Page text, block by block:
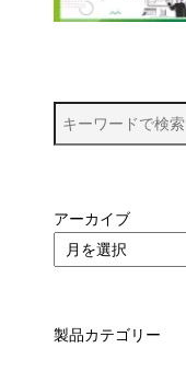
アーカイブ
製品カテゴリー